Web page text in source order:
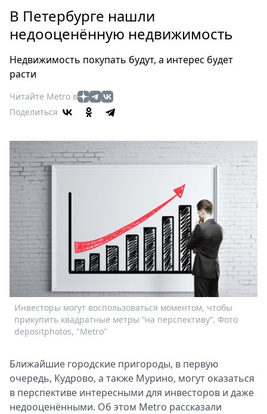
Россия
Мир
Еда
Мода
Театр
Афиша
Книги
Metro
Стримы
Звезды
Выборы
2026
Скачай
В Петербурге нашли
недооценённую недвижимость
Недвижимость покупать будут, а интерес будет
расти
Читайте Metro в
Поделиться
Инвесторы могут воспользоваться моментом, чтобы
прикупить квадратные метры “на перспективу”. Фото
depositphotos, "Metro"
Ближайшие городские пригороды, в первую
очередь, Кудрово, а также Мурино, могут оказаться
в перспективе интересными для инвесторов и даже
недооценёнными. Об этом Metro рассказали